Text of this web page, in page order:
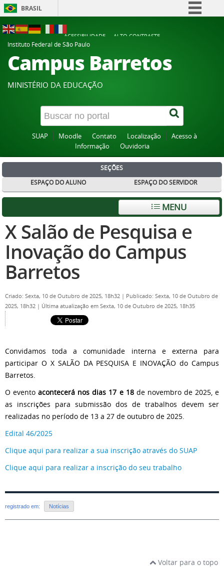
BRASIL
Participe
Acesso à informação
Canais
ACESSIBILIDADE
ALTO CONTRASTE
Instituto Federal de São Paulo
Campus Barretos
MINISTÉRIO DA EDUCAÇÃO
SUAP Moodle Contato Localização
Acesso à
Informação
Ouvidoria
SEÇÕES
ESPAÇO DO ALUNO
ESPAÇO DO SERVIDOR
MENU
X Salão de Pesquisa e
Inovação do Campus
Barretos
Criado: Sexta, 10 de Outubro de 2025, 18h32 | Publicado: Sexta, 10 de Outubro de
2025, 18h32 | Última atualização em Sexta, 10 de Outubro de 2025, 18h35
Convidamos toda a comunidade interna e externa para
participar O X SALÃO DA PESQUISA E INOVAÇÃO do Campus
Barretos.
O eventoacontecerá nos dias 17 e 18 de novembro de 2025, e
as inscrições para submissão dos de trabalhos devem ser
realizadas no período de 13 a 27 de outubro de 2025.
Edital 46/2025
Clique aqui para realizar a sua inscrição através do SUAP
Clique aqui para realizar a inscrição do seu trabalho
registrado em: Notícias
Voltar para o topo